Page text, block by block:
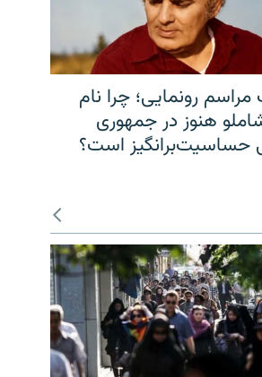
رونمایی؛ چرا نام
هنوز در جمهوری
حساسیت‌برانگیز است؟